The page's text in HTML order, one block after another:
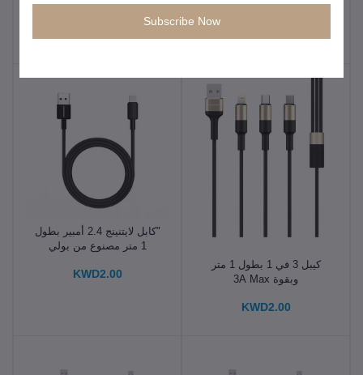
وات PD بطول 1 متر من
وبقوة 3A Max
كيبل 3 في 1 بطول 1 متر
وبقوة 3A Max
KWD2.00
"كابل لايتنينج 2.4 أمبير بطول
1 متر مصنوع من بولي
KWD2.00
Subscribe Now